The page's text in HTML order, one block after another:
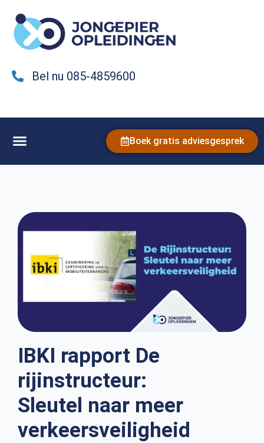
Bel nu 085-4859600
Boek gratis adviesgesprek
IBKI rapport De
rijinstructeur:
Sleutel naar meer
verkeersveiligheid